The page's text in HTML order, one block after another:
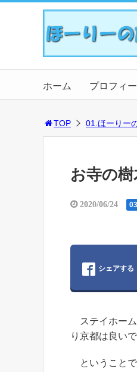
ホーム プロフィ
TOP 01.ほーりー
お寺の
2020/06/24
シェアする
ステイホーム
り京都は良い
ということで